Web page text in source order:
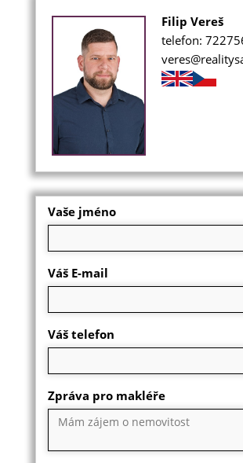
Filip Vereš
telefon:
Vaše jméno
Váš E-mail
Váš telefon
Zpráva pro makléře